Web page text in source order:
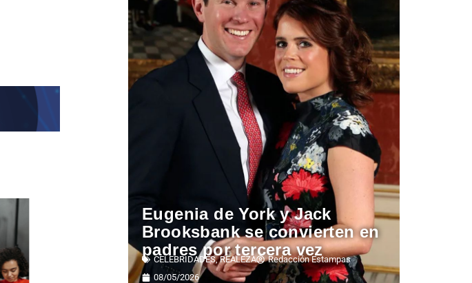
Eugenia de York y Jack
Brooksbank se convierten en
padres por tercera vez
CELEBRIDADES,REALEZA
Redacción Estampas
08/05/2026